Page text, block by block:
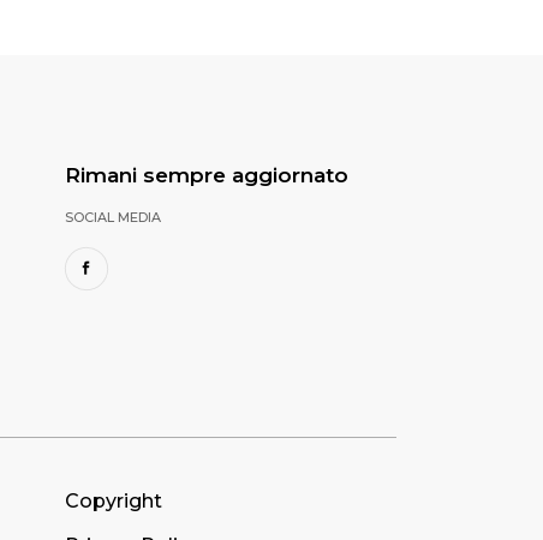
Rimani sempre aggiornato
SOCIAL MEDIA
Copyright